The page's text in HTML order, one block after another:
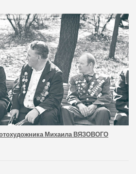
Михаила ВЯЗОВОГО